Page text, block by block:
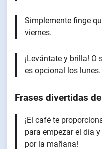
Simplemente finge
viernes.
¡Levántate y brilla! O
es opcional los lunes.
Frases divertidas
¡El café te
para empezar el día
por la mañana!